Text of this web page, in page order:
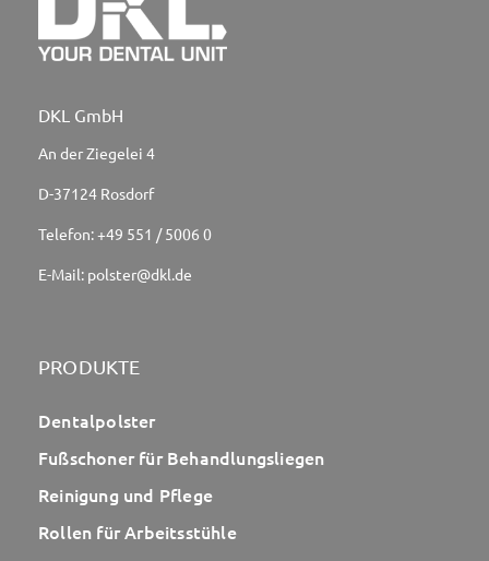
DKL GmbH
An der Ziegelei 4
D-37124 Rosdorf
Telefon:+49 551 / 5006 0
E-Mail: polster@dkl.de
PRODUKTE
Dentalpolster
Fußschoner für Behandlungsliegen
Reinigung und Pflege
Rollen für Arbeitsstühle